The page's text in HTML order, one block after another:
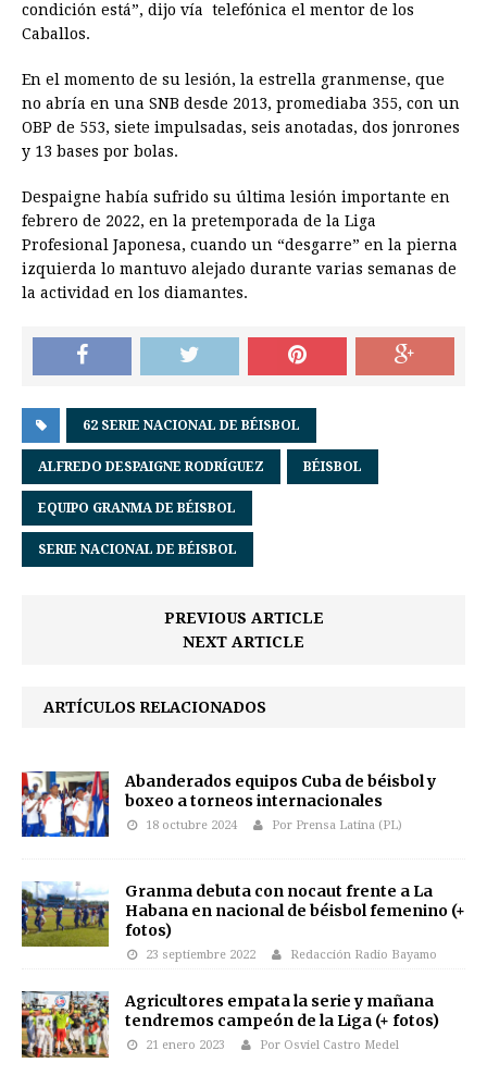
condición está”, dijo vía telefónica el mentor de los
Caballos.
En el momento de su lesión, la estrella granmense, que
no abría en una SNB desde 2013, promediaba 355, con un
OBP de 553, siete impulsadas, seis anotadas, dos jonrones
y 13 bases por bolas.
Despaigne había sufrido su última lesión importante en
febrero de 2022, en la pretemporada de la Liga
Profesional Japonesa, cuando un “desgarre” en la pierna
izquierda lo mantuvo alejado durante varias semanas de
la actividad en los diamantes.
62 SERIE NACIONAL DE BÉISBOL
ALFREDO DESPAIGNE RODRÍGUEZ BÉISBOL
EQUIPO GRANMA DE BÉISBOL
SERIE NACIONAL DE BÉISBOL
PREVIOUS ARTICLE
NEXT ARTICLE
ARTÍCULOS RELACIONADOS
Abanderados equipos Cuba de béisbol y
boxeo a torneos internacionales
18 octubre 2024 Por Prensa Latina (PL)
Granma debuta con nocaut frente a La
Habana en nacional de béisbol femenino (+
fotos)
23 septiembre 2022 Redacción Radio Bayamo
Agricultores empata la serie y mañana
tendremos campeón de la Liga (+ fotos)
21 enero 2023 Por Osviel Castro Medel